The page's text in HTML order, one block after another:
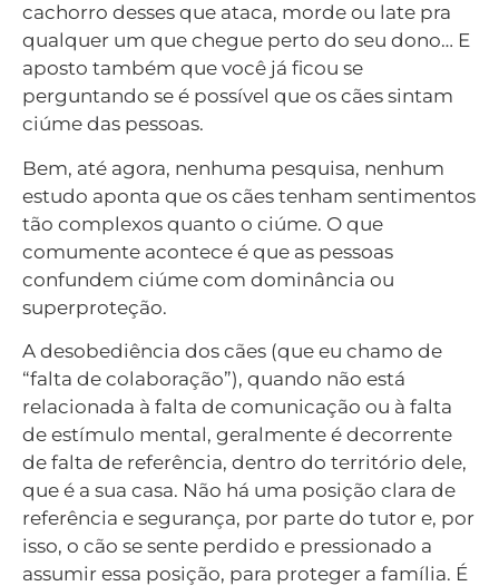
cachorro desses que ataca, morde ou late pra
qualquer um que chegue perto do seu dono… E
aposto também que você já ficou se
perguntando se é possível que os cães sintam
ciúme das pessoas.
Bem, até agora, nenhuma pesquisa, nenhum
estudo aponta que os cães tenham sentimentos
tão complexos quanto o ciúme. O que
comumente acontece é que as pessoas
confundem ciúme com dominância ou
superproteção.
A desobediência dos cães (que eu chamo de
“falta de colaboração”), quando não está
relacionada à falta de comunicação ou à falta
de estímulo mental, geralmente é decorrente
de falta de referência, dentro do território dele,
que é a sua casa. Não há uma posição clara de
referência e segurança, por parte do tutor e, por
isso, o cão se sente perdido e pressionado a
assumir essa posição, para proteger a família. É